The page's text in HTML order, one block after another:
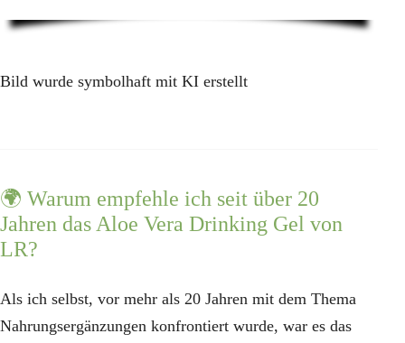
Bild wurde symbolhaft mit KI erstellt
🌍 Warum empfehle ich seit über 20
Jahren das Aloe Vera Drinking Gel von
LR?
Als ich selbst, vor mehr als 20 Jahren mit dem Thema
Nahrungsergänzungen konfrontiert wurde, war es das